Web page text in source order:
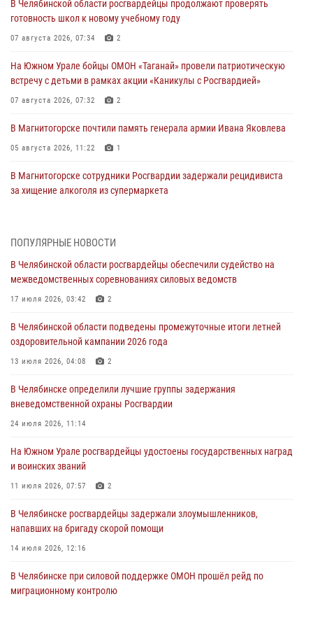
В Челябинской области росгвардейцы продолжают проверять
готовность школ к новому учебному году
07 августа 2026, 07:34 2
На Южном Урале бойцы ОМОН «Таганай» провели патриотическую
встречу с детьми в рамках акции «Каникулы с Росгвардией»
07 августа 2026, 07:32 2
В Магнитогорске почтили память генерала армии Ивана Яковлева
05 августа 2026, 11:22 1
В Магнитогорске сотрудники Росгвардии задержали рецидивиста
за хищение алкоголя из супермаркета
На Южном Урале спецназ Росгвардии провел военно-полевые
Росгвардейцы задержали трёх магазинных воров в Челябинске
На Южном Урале сотрудники Росгвардии задержали
подозреваемого в совершении убийства
В Челябинской области росгвардейцами по горячим следам
задержан подозреваемый в грабеже
ПОПУЛЯРНЫЕ НОВОСТИ
В Челябинской области росгвардейцы обеспечили судейство на
межведомственных соревнованиях силовых ведомств
17 июля 2026, 03:42 2
В Челябинской области подведены промежуточные итоги летней
оздоровительной кампании 2026 года
13 июля 2026, 04:08 2
В Челябинске определили лучшие группы задержания
вневедомственной охраны Росгвардии
24 июля 2026, 11:14
На Южном Урале росгвардейцы удостоены государственных наград
и воинских званий
11 июля 2026, 07:57 2
В Челябинске росгвардейцы задержали злоумышленников,
напавших на бригаду скорой помощи
14 июля 2026, 12:16
В Челябинске при силовой поддержке ОМОН прошёл рейд по
миграционному контролю